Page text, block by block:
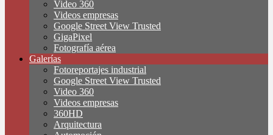
Video 360
Videos empresas
Google Street View Trusted
GigaPixel
Fotografía aérea
Galerías
Fotoreportajes industrial
Google Street View Trusted
Video 360
Videos empresas
360HD
Arquitectura